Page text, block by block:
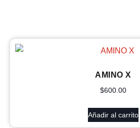
AMINO X
$600.00
Añadir al carrito